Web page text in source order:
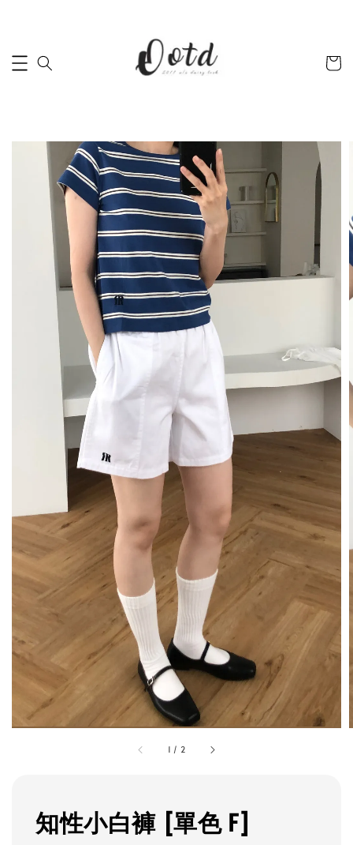
1 / 2
知性小白褲 [單色 F]